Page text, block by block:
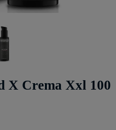
X Crema Xxl 100